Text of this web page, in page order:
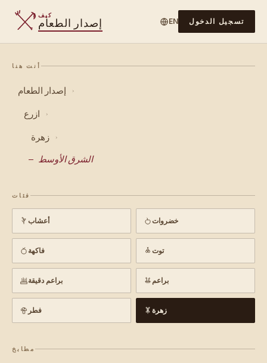
كيف
إصدار الطعام EN تسجيل الدخول
أنت هنا
إصدار الطعام ›
ازرع ›
زهرة ›
الشرق الأوسط
فئات
أعشاب خضروات
فاكهة توت
براعم دقيقة براعم
فطر زهرة
مطابخ